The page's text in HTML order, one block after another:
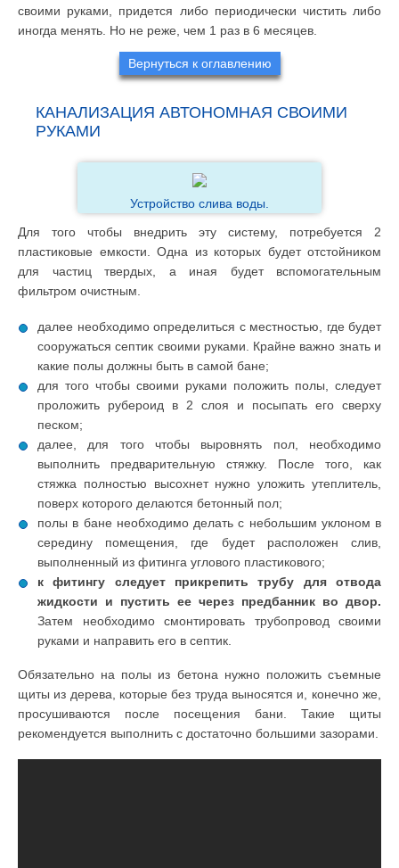
своими руками, придется либо периодически чистить либо
иногда менять. Но не реже, чем 1 раз в 6 месяцев.
Вернуться к оглавлению
КАНАЛИЗАЦИЯ АВТОНОМНАЯ СВОИМИ
РУКАМИ
Устройство слива воды.
Для того чтобы внедрить эту систему, потребуется 2
пластиковые емкости. Одна из которых будет отстойником
для частиц твердых, а иная будет вспомогательным
фильтром очистным.
далее необходимо определиться с местностью, где будет
сооружаться септик своими руками. Крайне важно знать и
какие полы должны быть в самой бане;
для того чтобы своими руками положить полы, следует
проложить рубероид в 2 слоя и посыпать его сверху
песком;
далее, для того чтобы выровнять пол, необходимо
выполнить предварительную стяжку. После того, как
стяжка полностью высохнет нужно уложить утеплитель,
поверх которого делаются бетонный пол;
полы в бане необходимо делать с небольшим уклоном в
середину помещения, где будет расположен слив,
выполненный из фитинга углового пластикового;
к фитингу следует прикрепить трубу для отвода
жидкости и пустить ее через предбанник во двор.
Затем необходимо смонтировать трубопровод своими
руками и направить его в септик.
Обязательно на полы из бетона нужно положить съемные
щиты из дерева, которые без труда выносятся и, конечно же,
просушиваются после посещения бани. Такие щиты
рекомендуется выполнить с достаточно большими зазорами.